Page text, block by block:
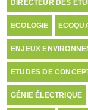
DIRECTEUR DES
ECOLOGIE
ENJEUX
ETUDES DE
GÉNIE ÉLECTRIQUE